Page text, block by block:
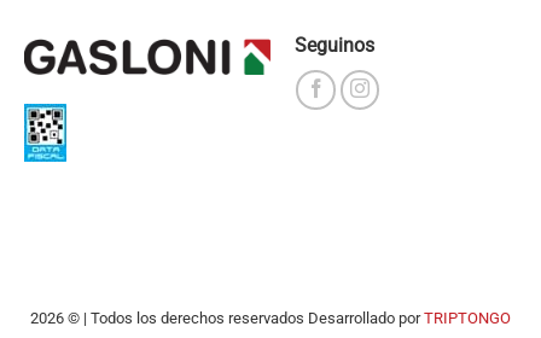
Seguinos
2026 © | Todos los derechos reservados Desarrollado porTRIPTONGO